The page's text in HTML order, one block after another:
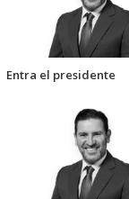
Entra el presidente